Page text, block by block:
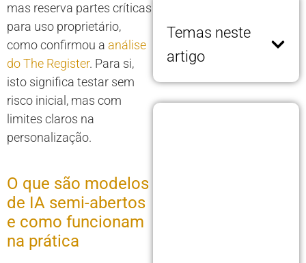
mas reserva partes críticas
para uso proprietário,
como confirmou a análise
do The Register. Para si,
isto significa testar sem
risco inicial, mas com
limites claros na
personalização.
O que são modelos
de IA semi-abertos
e como funcionam
na prática
Temas neste
artigo